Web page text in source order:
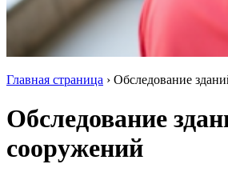
Главная страница › Обследование
Обследование
сооружений